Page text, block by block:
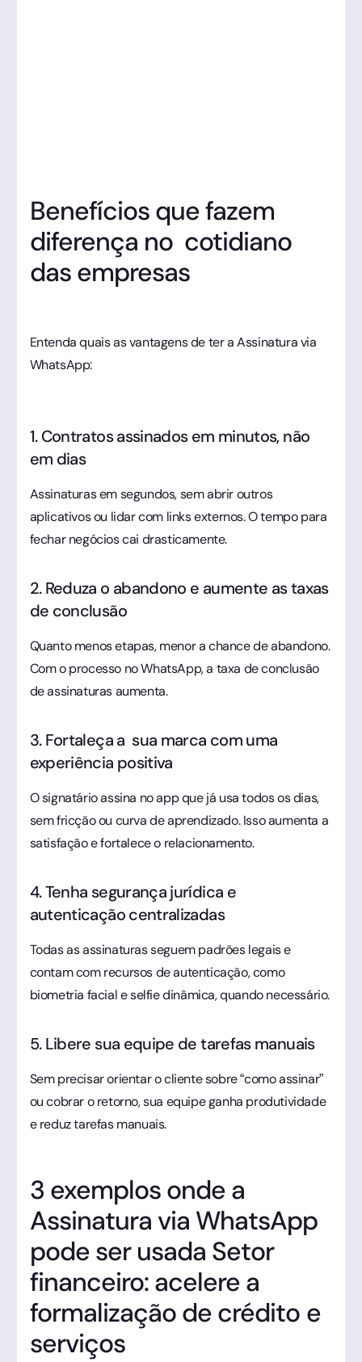
Benefícios que fazem
diferença no cotidiano
das empresas
Entenda quais as vantagens de ter a Assinatura via
WhatsApp:
1. Contratos assinados em minutos, não
em dias
Assinaturas em segundos, sem abrir outros
aplicativos ou lidar com links externos. O tempo para
fechar negócios cai drasticamente.
2. Reduza o abandono e aumente as taxas
de conclusão
Quanto menos etapas, menor a chance de abandono.
Com o processo no WhatsApp, a taxa de conclusão
de assinaturas aumenta.
3. Fortaleça a sua marca com uma
experiência positiva
O signatário assina no app que já usa todos os dias,
sem fricção ou curva de aprendizado. Isso aumenta a
satisfação e fortalece o relacionamento.
4. Tenha segurança jurídica e
autenticação centralizadas
Todas as assinaturas seguem padrões legais e
contam com recursos de autenticação, como
biometria facial e selfie dinâmica, quando necessário.
5. Libere sua equipe de tarefas manuais
Sem precisar orientar o cliente sobre “como assinar”
ou cobrar o retorno, sua equipe ganha produtividade
e reduz tarefas manuais.
3 exemplos onde a
Assinatura via WhatsApp
pode ser usada Setor
financeiro: acelere a
formalização de crédito e
serviços